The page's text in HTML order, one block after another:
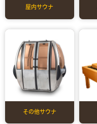
屋内サウナ
その他サウナ